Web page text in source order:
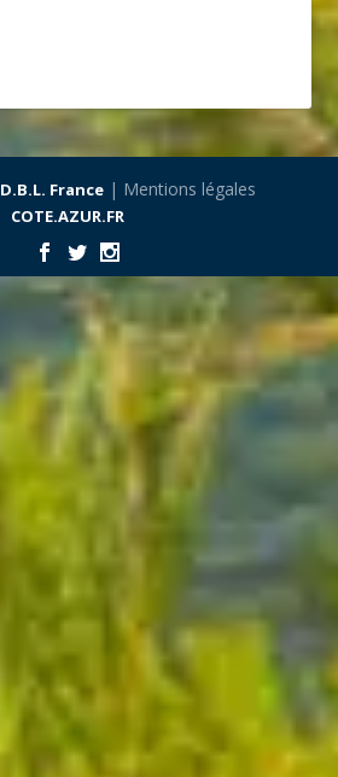
D.B.L. France| Mentions légales
COTE.AZUR.FR